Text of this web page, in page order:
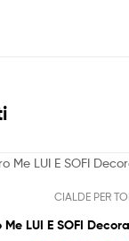
CIALDE PER
LUI E SOFI